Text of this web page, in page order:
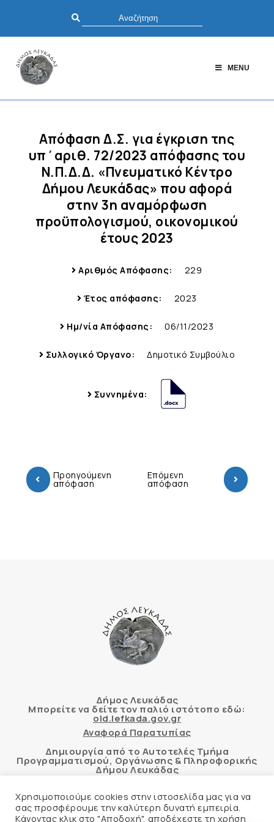
MENU
Απόφαση Δ.Σ. για έγκριση της
υπ΄αριθ. 72/2023 απόφασης του
Ν.Π.Δ.Δ. «Πνευματικό Κέντρο
Δήμου Λευκάδας» που αφορά
στην 3η αναμόρφωση
προϋπολογισμού, οικονομικού
έτους 2023
Αριθμός Απόφασης: 229
Έτος απόφασης: 2023
Ημ/νία Απόφασης: 06/11/2023
Συλλογικό Όργανο: Δημοτικό Συμβούλιο
Συννημένα:
Προηγούμενη
απόφαση
Επόμενη
απόφαση
Δήμος Λευκάδας
Μπορείτε να δείτε τον παλιό ιστότοπο εδώ:
old.lefkada.gov.gr
Αναφορά Παρατυπίας
Δημιουργία από το Αυτοτελές Τμήμα
Προγραμματισμού, Οργάνωσης & Πληροφορικής
Δήμου Λευκάδας
Χρησιμοποιούμε cookies στην ιστοσελίδα μας για να
σας προσφέρουμε την καλύτερη δυνατή εμπειρία.
Κάνοντας κλικ στο "Αποδοχή", αποδέχεστε τη χρήση